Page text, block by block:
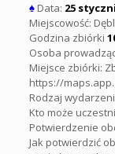
♠Data: 25
Miejscowość:
Godzina zbiórki
Osoba
Miejsce zbiórki:
https://
Rodzaj
Kto może
Potwierdzenie
Jak potwierdzić